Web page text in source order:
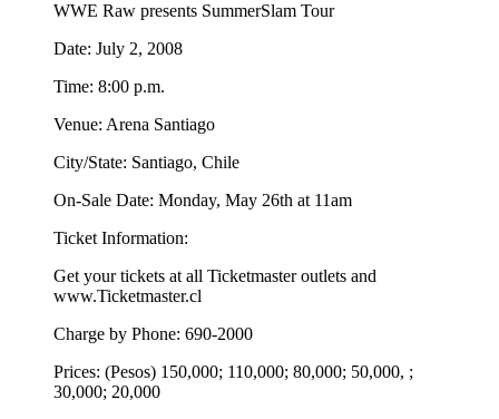
WWE Raw presents SummerSlam Tour
Date: July 2, 2008
Time: 8:00 p.m.
Venue: Arena Santiago
City/State: Santiago, Chile
On-Sale Date: Monday, May 26th at 11am
Ticket Information:
Get your tickets at all Ticketmaster outlets and
www.Ticketmaster.cl
Charge by Phone: 690-2000
Prices: (Pesos) 150,000; 110,000; 80,000; 50,000, ;
30,000; 20,000